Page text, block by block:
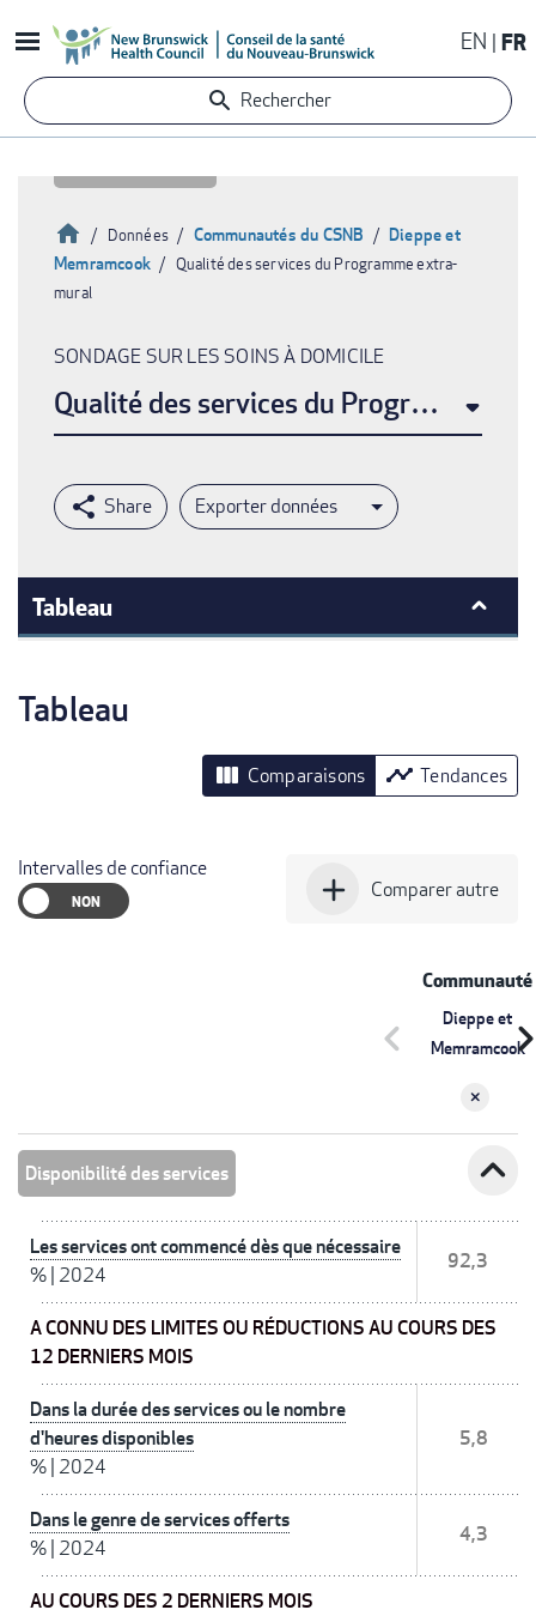
au
contenu
principal
EN FR
Rechercher
Fil
Accueil
Données Communautés du CSNB
Dieppe et
Memramcook
Qualité des services du Programme extra-
mural
SONDAGE SUR LES SOINS À DOMICILE
Qualité des services du Programme
Exporter données
Tableau
Tableau
view_column Comparaisons timeline Tendances
Intervalles de confiance
add Comparer autre
Communauté
Dieppe et
Memramcook
chevron_left
Disponibilité des services expand_less
Les services ont commencé dès que nécessaire
% 2024
92,3
A CONNU DES LIMITES OU RÉDUCTIONS AU COURS DES
12 DERNIERS MOIS
Dans la durée des services ou le nombre
d'heures disponibles
% 2024
5,8
Dans le genre de services offerts
% 2024
4,3
AU COURS DES 2 DERNIERS MOIS